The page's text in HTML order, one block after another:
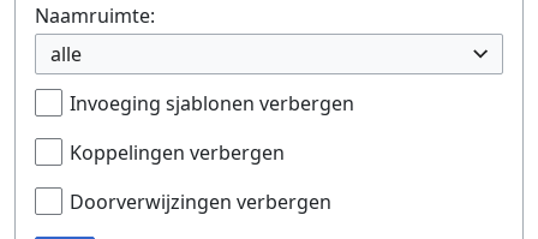
Naamruimte:
alle
Invoeging sjablonen verbergen
Koppelingen verbergen
Doorverwijzingen verbergen